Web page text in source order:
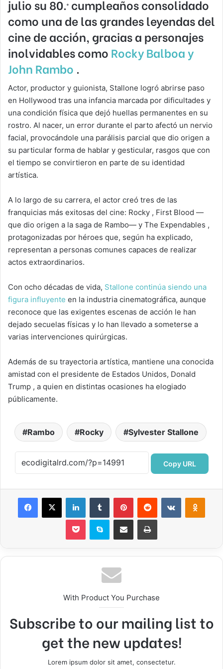
julio su 80.º cumpleaños consolidado
como una de las grandes leyendas del
cine de acción, gracias a personajes
inolvidables como Rocky Balboa y
John Rambo .
Actor, productor y guionista, Stallone logró abrirse paso
en Hollywood tras una infancia marcada por dificultades y
una condición física que dejó huellas permanentes en su
rostro. Al nacer, un error durante el parto afectó un nervio
facial, provocándole una parálisis parcial que dio origen a
su particular forma de hablar y gesticular, rasgos que con
el tiempo se convirtieron en parte de su identidad
artística.
A lo largo de su carrera, el actor creó tres de las
franquicias más exitosas del cine: Rocky , First Blood —
que dio origen a la saga de Rambo— y The Expendables ,
protagonizadas por héroes que, según ha explicado,
representan a personas comunes capaces de realizar
actos extraordinarios.
Con ocho décadas de vida, Stallone continúa siendo una
figura influyente en la industria cinematográfica, aunque
reconoce que las exigentes escenas de acción le han
dejado secuelas físicas y lo han llevado a someterse a
varias intervenciones quirúrgicas.
Además de su trayectoria artística, mantiene una conocida
amistad con el presidente de Estados Unidos, Donald
Trump , a quien en distintas ocasiones ha elogiado
públicamente.
Rambo Rocky Sylvester Stallone
Copy URL
Facebook
X LinkedInTumblr PinterestReddit VKontakte
Pocket Skype Compartir por correo electrónicoImprimir
With Product You Purchase
Subscribe to our mailing list to
get the new updates!
Lorem ipsum dolor sit amet, consectetur.